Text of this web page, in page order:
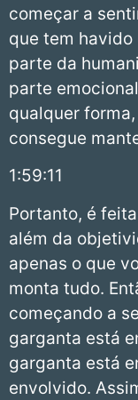
começar a
que tem
parte da
parte
qualquer
consegue
1:59:11
Portanto, é
além da
apenas o que
monta tudo.
começando a
garganta está
garganta está
envolvido.